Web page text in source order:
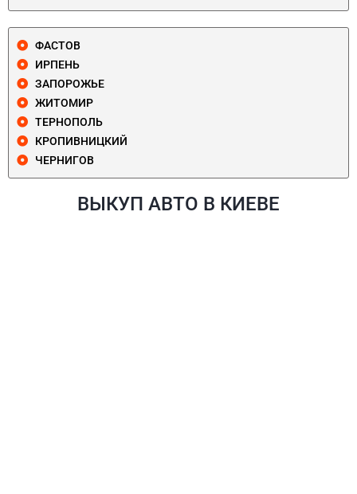
ФАСТОВ
ИРПЕНЬ
ЗАПОРОЖЬЕ
ЖИТОМИР
ТЕРНОПОЛЬ
КРОПИВНИЦКИЙ
ЧЕРНИГОВ
ВЫКУП АВТО В КИЕВЕ